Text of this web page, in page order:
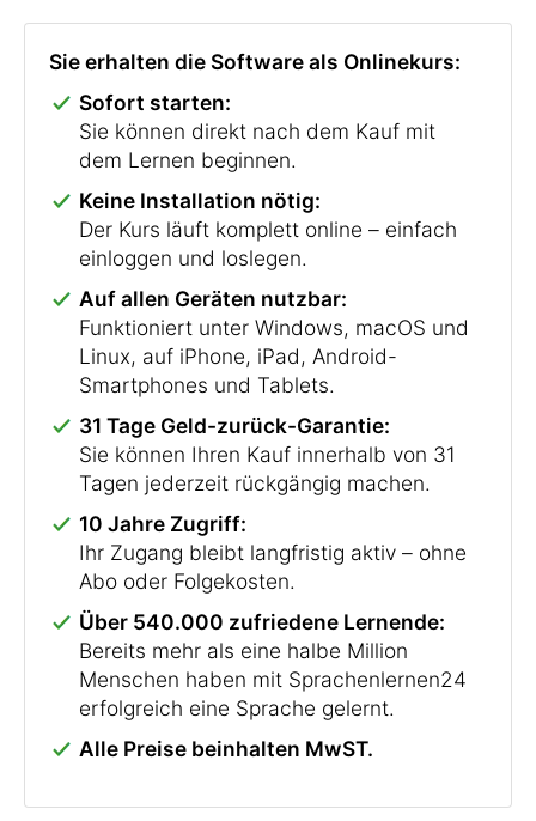
Sie erhalten die Software als Onlinekurs:
Sofort starten:
Sie können direkt nach dem Kauf mit
dem Lernen beginnen.
Keine Installation nötig:
Der Kurs läuft komplett online – einfach
einloggen und loslegen.
Auf allen Geräten nutzbar:
Funktioniert unter Windows, macOS und
Linux, auf iPhone, iPad, Android-
Smartphones und Tablets.
31 Tage Geld-zurück-Garantie:
Sie können Ihren Kauf innerhalb von 31
Tagen jederzeit rückgängig machen.
10 Jahre Zugriff:
Ihr Zugang bleibt langfristig aktiv – ohne
Abo oder Folgekosten.
Über 540.000 zufriedene Lernende:
Bereits mehr als eine halbe Million
Menschen haben mit Sprachenlernen24
erfolgreich eine Sprache gelernt.
Alle Preise beinhalten MwST.